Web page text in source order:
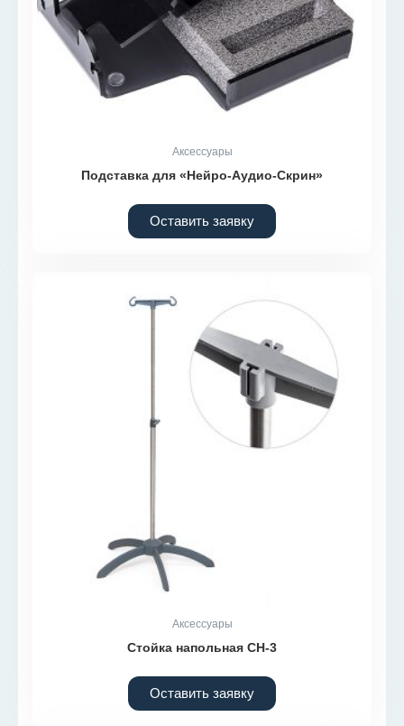
Аксессуары
Подставка для «Нейро-Аудио-Скрин»
Оставить заявку
Аксессуары
Стойка напольная СН-3
Оставить заявку